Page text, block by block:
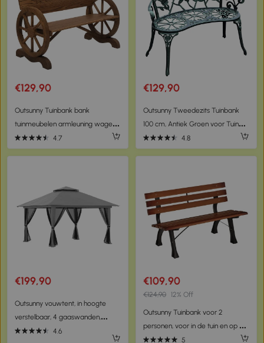
€129,90
Outsunny Tuinbank bank
tuinmeubelen armleuning wagen
wielen design massief hout bruin
4.7
€129,90
Outsunny Tweedezits Tuinbank
100 cm, Antiek Groen voor Tuin
Comfort voor Gezins en Rustbank
4.8
€199,90
Outsunny vouwtent, in hoogte
verstelbaar, 4 gaaswanden,
ventilatiedak, draagtas, snelle
4.6
€109,90
€124,90 12% Off
Outsunny Tuinbank voor 2
personen, voor in de tuin en op het
terras, gemaakt van
5